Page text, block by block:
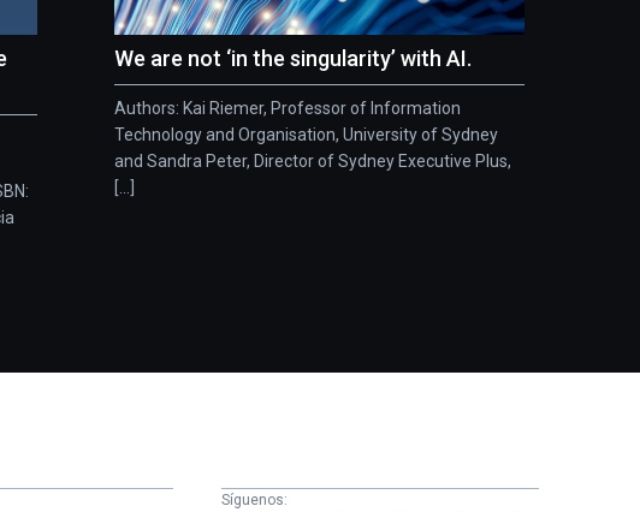
We are not ‘in the singularity’ with AI.
Authors: Kai Riemer, Professor of Information
Technology and Organisation, University of Sydney
and Sandra Peter, Director of Sydney Executive Plus,
[...]
Síguenos: